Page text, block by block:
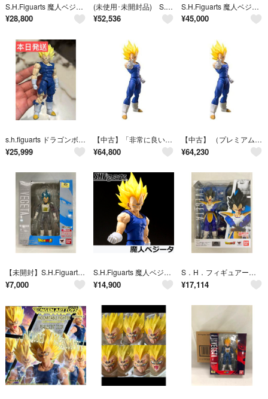
S.H.Figuarts 魔人ベジータ フィギュア
¥28,800
(未使用･未開封品) S.H.Figuarts 魔人ベジータ ドラゴンボールZ 6k88evb
¥52,536
S.H.Figuarts 魔人ベジータ Exclusive Edition
¥45,000
s.h.figuarts ドラゴンボール 魔人ベジータ
¥25,999
【中古】「非常に良い」 （プレミアムバンダイ ）S.H.Figuarts 魔人ベジータ ドラゴンボールZ
¥64,800
【中古】 （プレミアムバンダイ ）S.H.Figuarts 魔人ベジータ ドラゴンボールZ
¥64,230
【未開封】S.H.Figuarts 超サイヤ人ゴッドSS（超サイヤ人）ベジータ
¥7,000
S.H.Figuarts 魔人ベジータ
¥14,900
S．H．フィギュアーツ ドラゴンボールZ ベジータ 約160mm PVC&ABS製 塗装済み可動フィギュア
¥17,114